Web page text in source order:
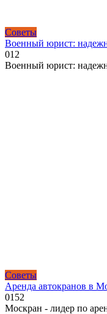
Советы
Военный юрист:
012
Военный юрист:
Советы
Аренда автокранов в
0152
Москран - лидер по